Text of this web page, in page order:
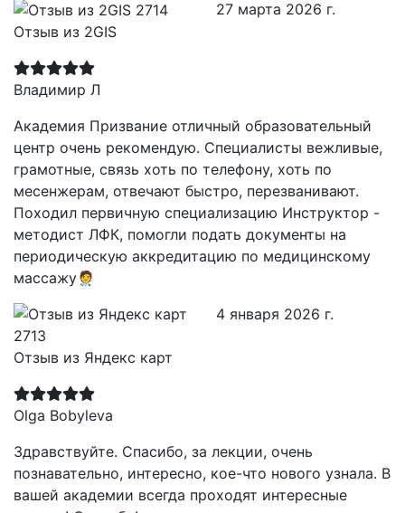
Отзыв из 2GIS
27 марта 2026 г.
Владимир Л
Академия Призвание отличный образовательный
центр очень рекомендую. Специалисты вежливые,
грамотные, связь хоть по телефону, хоть по
месенжерам, отвечают быстро, перезванивают.
Походил первичную специализацию Инструктор -
методист ЛФК, помогли подать документы на
периодическую аккредитацию по медицинскому
массажу🧑‍⚕️
Отзыв из Яндекс карт
4 января 2026 г.
Olga Bobyleva
Здравствуйте. Спасибо, за лекции, очень
познавательно, интересно, кое-что нового узнала. В
вашей академии всегда проходят интересные